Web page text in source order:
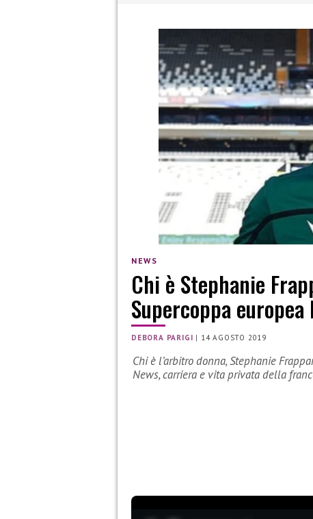
NEWS
Chi è Stephanie
Supercoppa
DEBORA PARIGI | 14 AGOSTO 2019
Chi è l’arbitro donna, Stephanie
News, carriera e vita privata della